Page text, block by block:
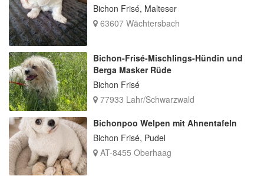
Bichon Frisé, Malteser
63607 Wächtersbach
Bichon-Frisé-Mischlings-Hündin und
Berga Masker Rüde
Bichon Frisé
77933 Lahr/Schwarzwald
Bichonpoo Welpen mit Ahnentafeln
Bichon Frisé, Pudel
AT-8455 Oberhaag